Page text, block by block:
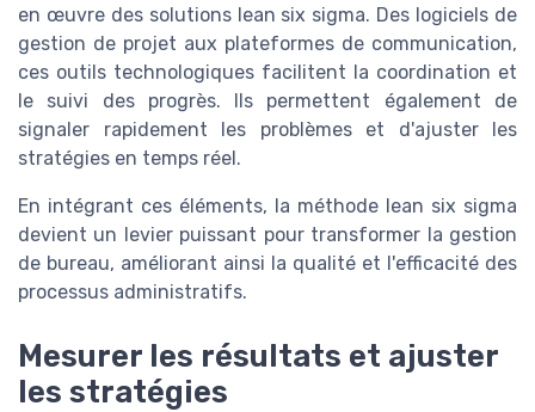
en œuvre des solutions lean six sigma. Des logiciels de
gestion de projet aux plateformes de communication,
ces outils technologiques facilitent la coordination et
le suivi des progrès. Ils permettent également de
signaler rapidement les problèmes et d'ajuster les
stratégies en temps réel.
En intégrant ces éléments, la méthode lean six sigma
devient un levier puissant pour transformer la gestion
de bureau, améliorant ainsi la qualité et l'efficacité des
processus administratifs.
Mesurer les résultats et ajuster
les stratégies